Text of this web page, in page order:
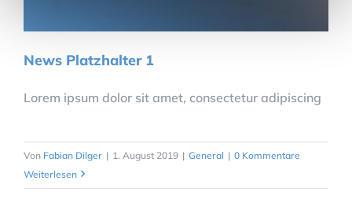
News Platzhalter 1
Lorem ipsum dolor sit amet, consectetur adipiscing
Von Fabian Dilger | 1. August 2019 | General | 0 Kommentare
Weiterlesen